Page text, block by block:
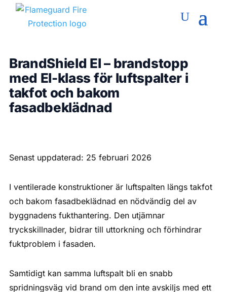
BrandShield EI – brandstopp
med EI-klass för luftspalter i
takfot och bakom
fasadbeklädnad
Senast uppdaterad: 25 februari 2026
I ventilerade konstruktioner är luftspalten längs takfot
och bakom fasadbeklädnad en nödvändig del av
byggnadens fukthantering. Den utjämnar
tryckskillnader, bidrar till uttorkning och förhindrar
fuktproblem i fasaden.
Samtidigt kan samma luftspalt bli en snabb
spridningsväg vid brand om den inte avskiljs med ett